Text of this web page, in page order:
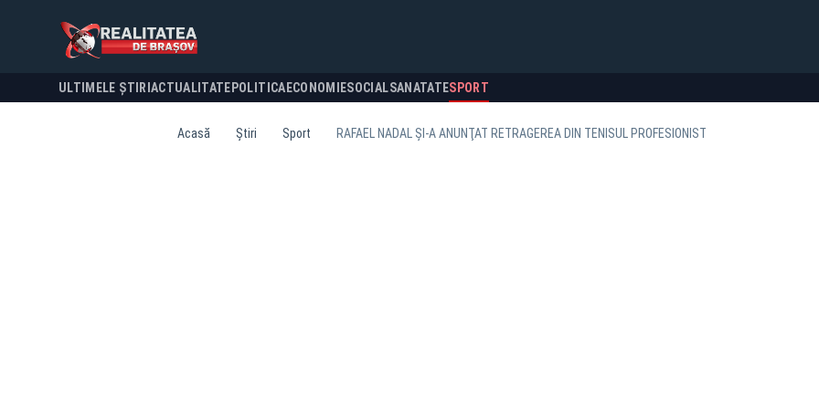
ULTIMELE ȘTIRI ACTUALITATE POLITICA ECONOMIESOCIALSANATATESPORT
Acasă Știri Sport RAFAEL NADAL ŞI-A ANUNŢAT RETRAGEREA DIN TENISUL PROFESIONIST